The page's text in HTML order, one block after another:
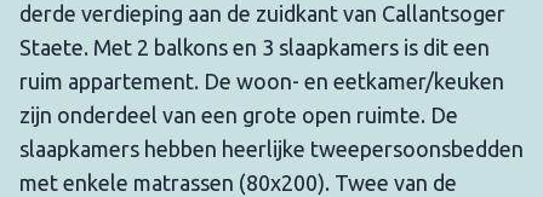
derde verdieping aan de zuidkant van Callantsoger
Staete. Met 2 balkons en 3 slaapkamers is dit een
ruim appartement. De woon- en eetkamer/keuken
zijn onderdeel van een grote open ruimte. De
slaapkamers hebben heerlijke tweepersoonsbedden
met enkele matrassen (80x200). Twee van de